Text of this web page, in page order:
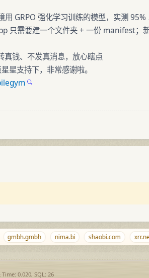
GRPO 强化学习训练的模型，实测 95%
只需要建一个文件夹 + 一份 manifest；
钱、不发真消息，放心瞎点
星支持下，非常感谢啦。
nima.bi shaobi.com xrr.net
Time: 0.020, SQL: 26